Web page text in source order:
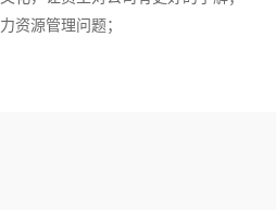
资源管理问题；